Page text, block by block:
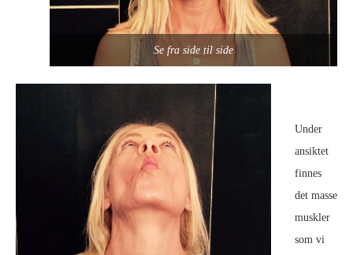
Se fra side til side
Under
ansiktet
finnes
det masse
muskler
som vi